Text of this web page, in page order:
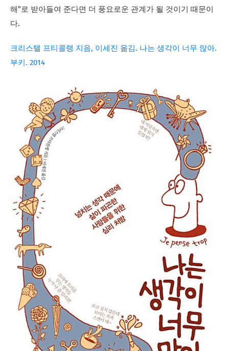
해”로 받아들여 준다면 더 풍요로운 관계가 될 것이기 때문이
다.
크리스텔 프티콜랭 지음, 이세진 옮김. 나는 생각이 너무 많아.
부키. 2014